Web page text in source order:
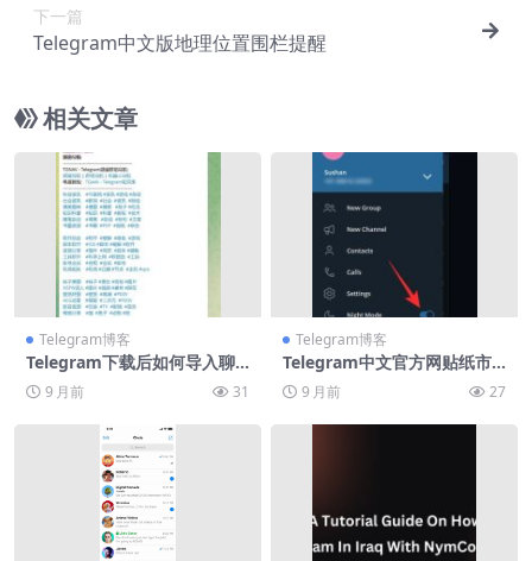
下一篇
Telegram中文版地理位置围栏提醒
相关文章
Telegram博客
Telegram下载后如何导入聊
天记录
9 月前 31
Telegram博客
Telegram中文官方网贴纸市
场正式上线
9 月前 27